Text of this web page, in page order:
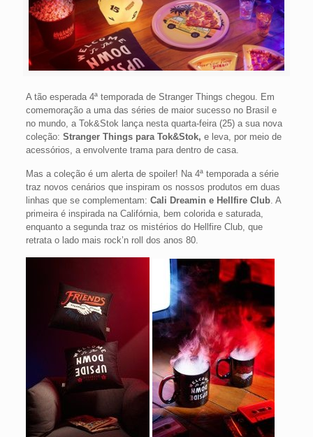
A tão esperada 4ª temporada de Stranger Things chegou. Em
comemoração a uma das séries de maior sucesso no Brasil e
no mundo, a Tok&Stok lança nesta quarta-feira (25) a sua nova
coleção: Stranger Things para Tok&Stok, e leva, por meio de
acessórios, a envolvente trama para dentro de casa.
Mas a coleção é um alerta de spoiler! Na 4ª temporada a série
traz novos cenários que inspiram os nossos produtos em duas
linhas que se complementam: Cali Dreamin e Hellfire Club. A
primeira é inspirada na Califórnia, bem colorida e saturada,
enquanto a segunda traz os mistérios do Hellfire Club, que
retrata o lado mais rock’n roll dos anos 80.